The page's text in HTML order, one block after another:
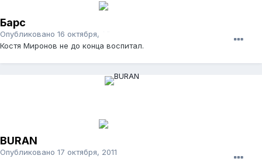
Барс
Опубликовано 16 октября, 2011
Костя Миронов не до конца воспитал.
BURAN
Опубликовано 17 октября, 2011